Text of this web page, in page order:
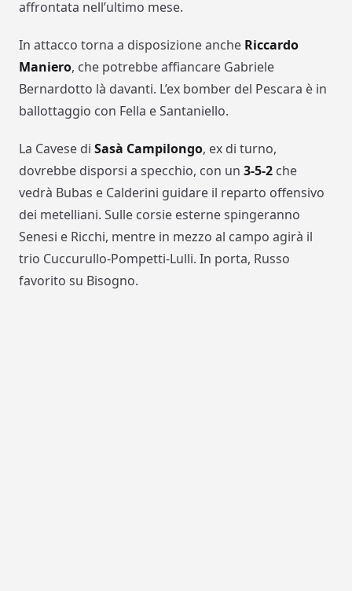
affrontata nell’ultimo mese.
In attacco torna a disposizione anche Riccardo
Maniero, che potrebbe affiancare Gabriele
Bernardotto là davanti. L’ex bomber del Pescara è in
ballottaggio con Fella e Santaniello.
La Cavese di Sasà Campilongo, ex di turno,
dovrebbe disporsi a specchio, con un 3-5-2 che
vedrà Bubas e Calderini guidare il reparto offensivo
dei metelliani. Sulle corsie esterne spingeranno
Senesi e Ricchi, mentre in mezzo al campo agirà il
trio Cuccurullo-Pompetti-Lulli. In porta, Russo
favorito su Bisogno.